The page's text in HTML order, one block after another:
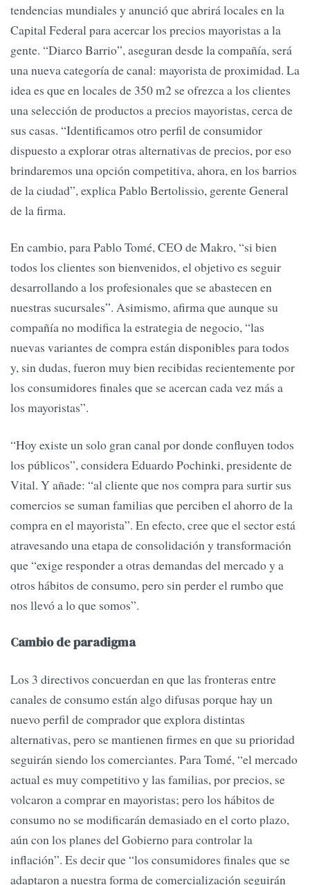
tendencias mundiales y anunció que abrirá locales en la
Capital Federal para acercar los precios mayoristas a la
gente. “Diarco Barrio”, aseguran desde la compañía, será
una nueva categoría de canal: mayorista de proximidad. La
idea es que en locales de 350 m2 se ofrezca a los clientes
una selección de productos a precios mayoristas, cerca de
sus casas. “Identificamos otro perfil de consumidor
dispuesto a explorar otras alternativas de precios, por eso
brindaremos una opción competitiva, ahora, en los barrios
de la ciudad”, explica Pablo Bertolissio, gerente General
de la firma.
En cambio, para Pablo Tomé, CEO de Makro, “si bien
todos los clientes son bienvenidos, el objetivo es seguir
desarrollando a los profesionales que se abastecen en
nuestras sucursales”. Asimismo, afirma que aunque su
compañía no modifica la estrategia de negocio, “las
nuevas variantes de compra están disponibles para todos
y, sin dudas, fueron muy bien recibidas recientemente por
los consumidores finales que se acercan cada vez más a
los mayoristas”.
“Hoy existe un solo gran canal por donde confluyen todos
los públicos”, considera Eduardo Pochinki, presidente de
Vital. Y añade: “al cliente que nos compra para surtir sus
comercios se suman familias que perciben el ahorro de la
compra en el mayorista”. En efecto, cree que el sector está
atravesando una etapa de consolidación y transformación
que “exige responder a otras demandas del mercado y a
otros hábitos de consumo, pero sin perder el rumbo que
nos llevó a lo que somos”.
Cambio de paradigma
Los 3 directivos concuerdan en que las fronteras entre
canales de consumo están algo difusas porque hay un
nuevo perfil de comprador que explora distintas
alternativas, pero se mantienen firmes en que su prioridad
seguirán siendo los comerciantes. Para Tomé, “el mercado
actual es muy competitivo y las familias, por precios, se
volcaron a comprar en mayoristas; pero los hábitos de
consumo no se modificarán demasiado en el corto plazo,
aún con los planes del Gobierno para controlar la
inflación”. Es decir que “los consumidores finales que se
adaptaron a nuestra forma de comercialización seguirán